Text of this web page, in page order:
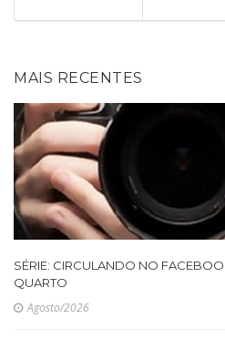
MAIS RECENTES
SÉRIE: CIRCULANDO NO
QUARTO
Agosto/2026